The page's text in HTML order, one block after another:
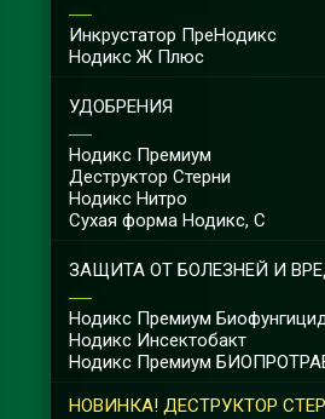
Инкрустатор ПреНодикс
Нодикс Ж Плюс
УДОБРЕНИЯ
Нодикс Премиум
Деструктор Cтерни
Нодикс Нитро
Сухая форма Нодикс, С
ЗАЩИТА ОТ БОЛЕЗНЕЙ И
Нодикс Премиум
Нодикс Инсектобакт
Нодикс Премиум
НОВИНКА! ДЕСТРУКТОР